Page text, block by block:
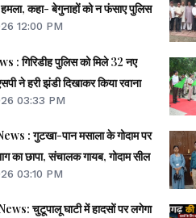
कहा- बेगुनाहों को न फंसाए पुलिस
12:00 PM
: गिरिडीह पुलिस को मिले 32 नए
ने हरी झंडी दिखाकर किया रवाना
03:33 PM
: गुटखा-पान मसाला के गोदाम पर
का छापा, संचालक गायब, गोदाम सील
03:10 PM
चुटूपालू घाटी में हादसों पर लगेगा